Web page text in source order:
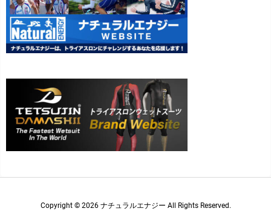
Copyright © 2026 ナチュラルエナジー All Rights Reserved.